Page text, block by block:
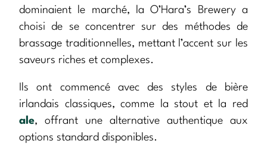
dominaient le marché, la O’Hara’s Brewery a
choisi de se concentrer sur des méthodes de
brassage traditionnelles, mettant l’accent sur les
saveurs riches et complexes.
Ils ont commencé avec des styles de bière
irlandais classiques, comme la stout et la red
ale, offrant une alternative authentique aux
options standard disponibles.